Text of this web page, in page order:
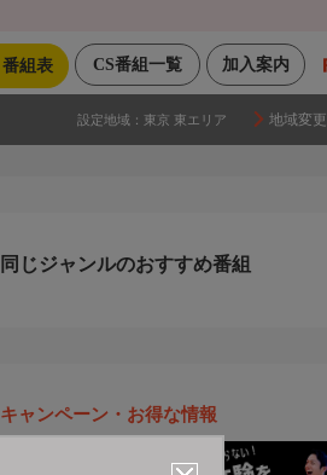
加入案内
CS番組一覧
番組表
設定地域： 東京 東エリア 地域変更
同じジャンルのおすすめ番組
キャンペーン・お得な情報